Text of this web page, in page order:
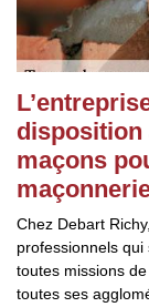
disposition
maçons
Chez Debart
professionnels
toutes missions
toutes ses